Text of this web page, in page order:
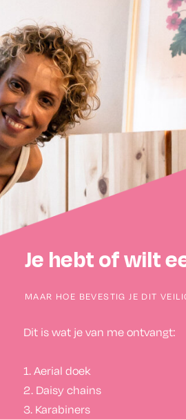
Dit is wat je van me ontvangt:
1. Aerial doek
2. Daisy chains
3. Karabiners
MAAR HOE BEVESTIG JE DIT
Je hebt of wilt